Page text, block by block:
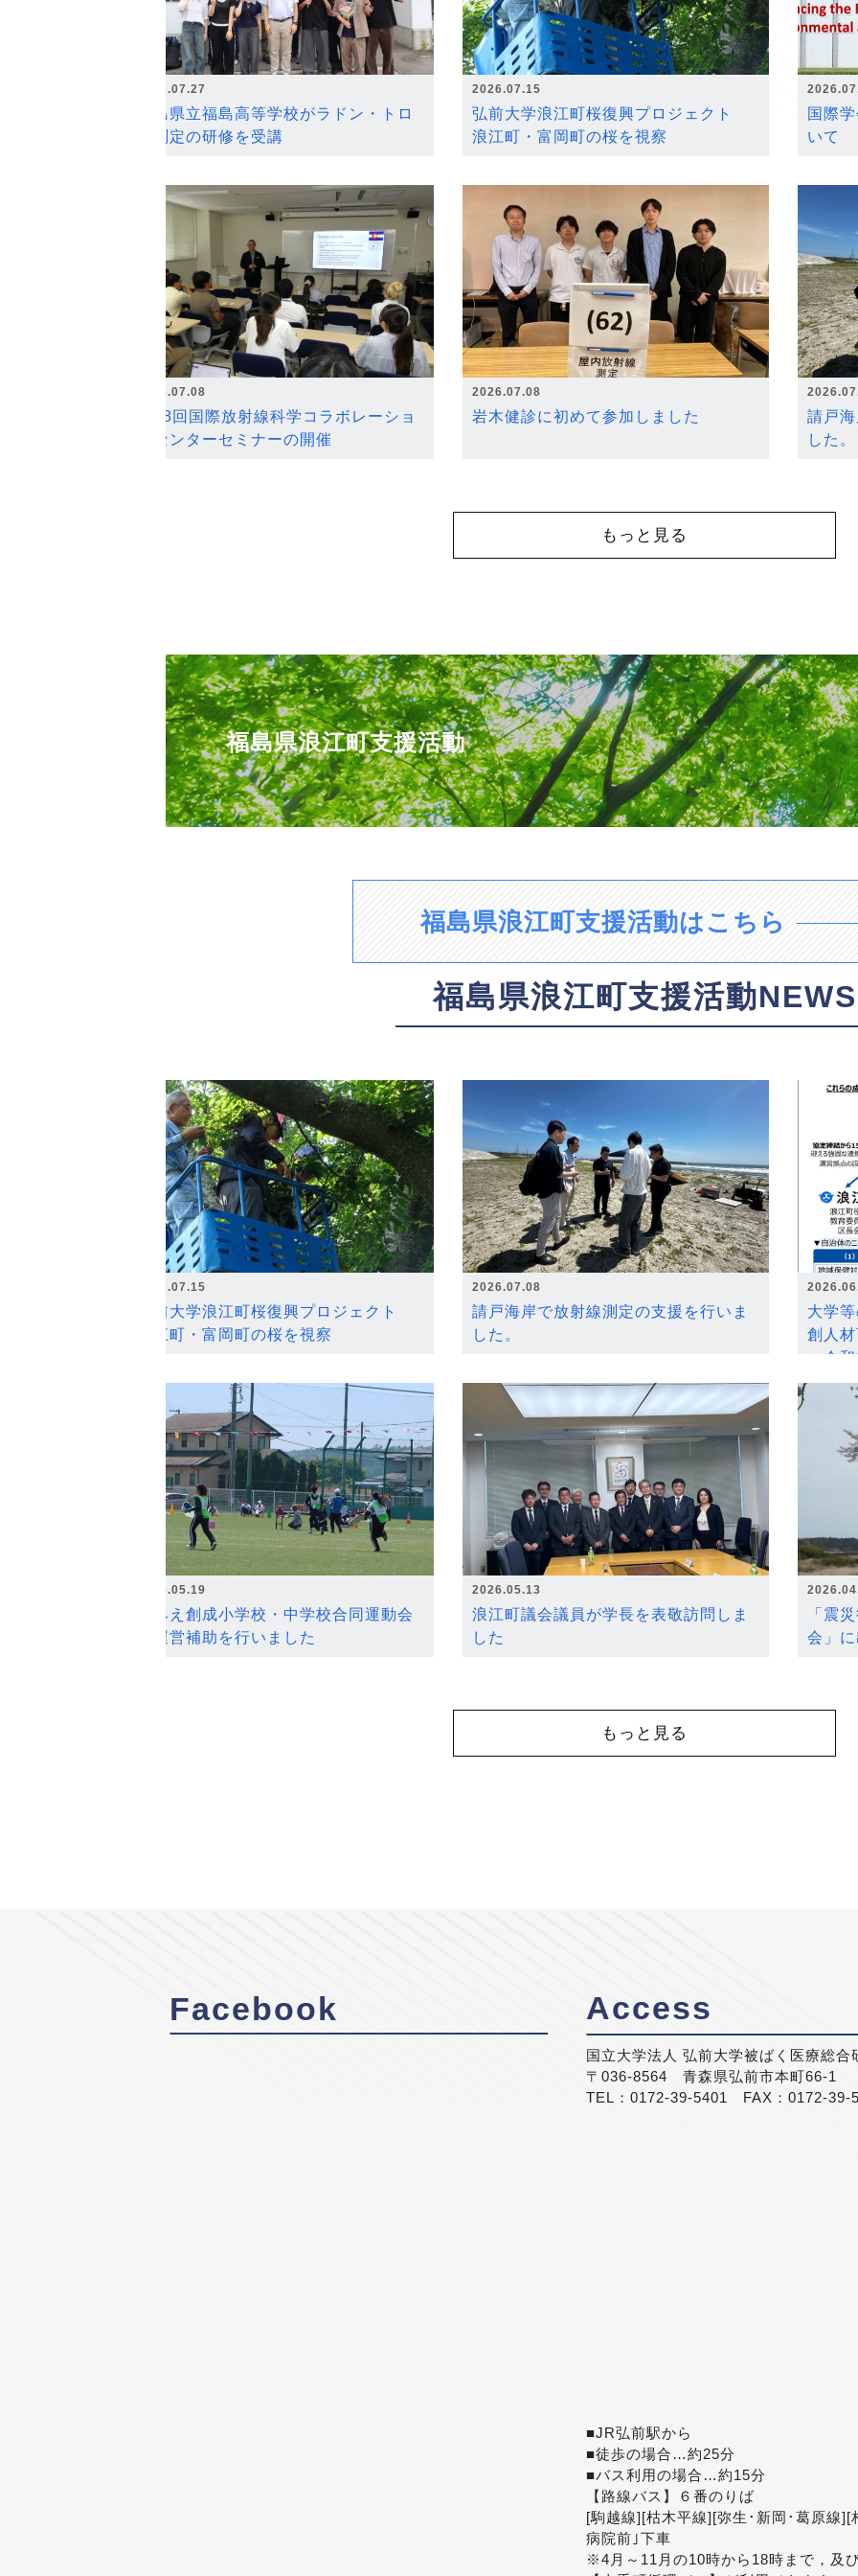
2026.07.27
福島県立福島高等学校がラドン・トロ
ン測定の研修を受講
2026.07.15
弘前大学浪江町桜復興プロジェクト
浪江町・富岡町の桜を視察
国際
いて
2026.07.08
第18回国際放射線科学コラボレーショ
ンセンターセミナーの開催
2026.07.08
岩木健診に初めて参加しました
請戸
した。
もっと見る
福島県浪江町支援活動
福島県浪江町支援活動はこちら
福島県浪江町支援活動NEWS
2026.07.15
弘前大学浪江町桜復興プロジェクト
浪江町・富岡町の桜を視察
2026.07.08
請戸海岸で放射線測定の支援を行いま
した。
大学
創人
～令
2026.05.19
なみえ創成小学校・中学校合同運動会
の運営補助を行いました
2026.05.13
浪江町議会議員が学長を表敬訪問しま
した
「震
会」
もっと見る
Facebook Access
国立大学法人 弘前大学被ばく医療総合
〒036-8564 青森県弘前市本町66-1
TEL：0172-39-5401 FAX：0172-39-
■JR弘前駅から
■徒歩の場合…約25分
■バス利用の場合…約15分
【路線バス】６番のりば
[駒越線][枯木平線][弥生･新岡･葛原線
病院前｣下車
※4月～11月の10時から18時まで，及